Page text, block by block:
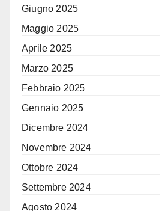
Giugno 2025
Maggio 2025
Aprile 2025
Marzo 2025
Febbraio 2025
Gennaio 2025
Dicembre 2024
Novembre 2024
Ottobre 2024
Settembre 2024
Agosto 2024